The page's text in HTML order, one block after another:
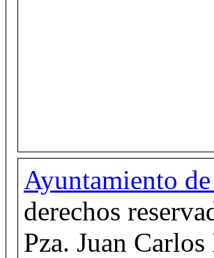
Ayuntamiento
derechos
Pza. Juan